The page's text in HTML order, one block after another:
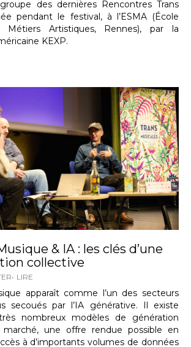
des dernières Rencontres Trans
pendant le festival, à l’ESMA (École
Métiers Artistiques, Rennes), par la
KEXP.
& IA : les clés d’une
collective
LIRE
apparaît comme l’un des secteurs
secoués par l’IA générative. Il existe
nombreux modèles de génération
une offre rendue possible en
à d’importants volumes de données